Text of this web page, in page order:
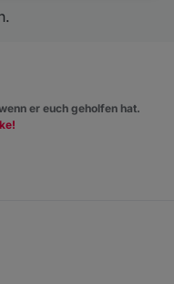
er euch geholfen hat.